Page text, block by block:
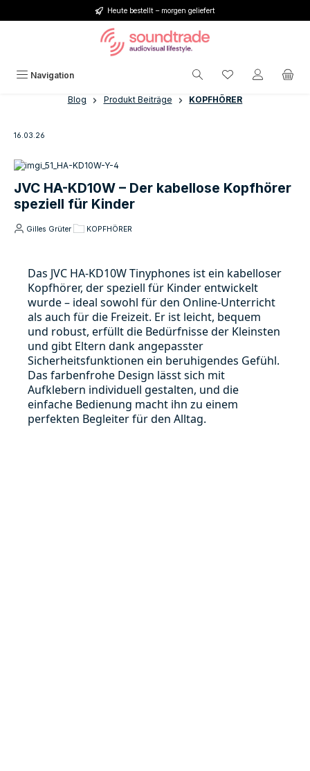
Zum Hauptinhalt springenHeute bestellt – morgen geliefert
Navigation Du hast 0
Blog Produkt Beiträge KOPFHÖRER
16.03.26
JVC HA-KD10W – Der kabellose Kopfhörer
speziell für Kinder
Gilles Grüter KOPFHÖRER
Das JVC HA-KD10W Tinyphones ist ein kabelloser
Kopfhörer, der speziell für Kinder entwickelt
wurde – ideal sowohl für den Online-Unterricht
als auch für die Freizeit. Er ist leicht, bequem
und robust, erfüllt die Bedürfnisse der Kleinsten
und gibt Eltern dank angepasster
Sicherheitsfunktionen ein beruhigendes Gefühl.
Das farbenfrohe Design lässt sich mit
Aufklebern individuell gestalten, und die
einfache Bedienung macht ihn zu einem
perfekten Begleiter für den Alltag.